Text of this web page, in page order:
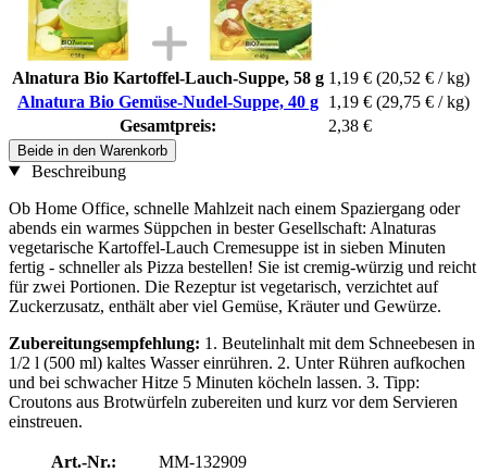
Alnatura Bio Kartoffel-Lauch-Suppe, 58 g 1,19 € (20,52 € / kg)
Alnatura Bio Gemüse-Nudel-Suppe, 40 g 1,19 € (29,75 € / kg)
Gesamtpreis:
2,38 €
Beide in den Warenkorb
Beschreibung
Ob Home Office, schnelle Mahlzeit nach einem Spaziergang oder
abends ein warmes Süppchen in bester Gesellschaft: Alnaturas
vegetarische Kartoffel-Lauch Cremesuppe ist in sieben Minuten
fertig - schneller als Pizza bestellen! Sie ist cremig-würzig und reicht
für zwei Portionen. Die Rezeptur ist vegetarisch, verzichtet auf
Zuckerzusatz, enthält aber viel Gemüse, Kräuter und Gewürze.
Zubereitungsempfehlung: 1. Beutelinhalt mit dem Schneebesen in
1/2 l (500 ml) kaltes Wasser einrühren. 2. Unter Rühren aufkochen
und bei schwacher Hitze 5 Minuten köcheln lassen. 3. Tipp:
Croutons aus Brotwürfeln zubereiten und kurz vor dem Servieren
einstreuen.
Art.-Nr.:
MM-132909